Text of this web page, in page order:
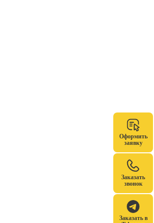
Оформить
заявку
Заказать
звонок
Заказать в